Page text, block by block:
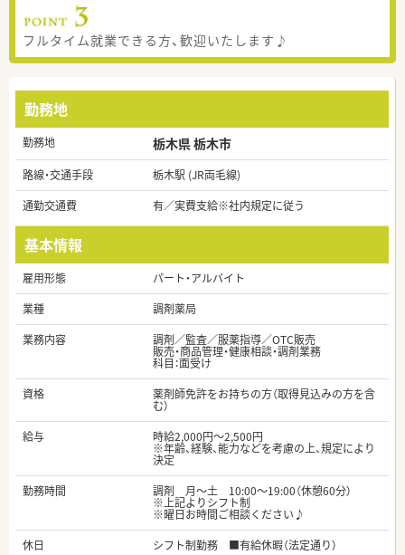
フルタイム就業できる方、歓迎いたします♪
勤務地
勤務地 栃木県 栃木市
路線・交通手段
栃木駅 (JR両毛線)
通勤交通費
有／実費支給※社内規定に従う
基本情報
雇用形態
パート・アルバイト
業種
調剤薬局
業務内容
調剤／監査／服薬指導／OTC販売
販売・商品管理・健康相談・調剤業務
科目：面受け
資格
薬剤師免許をお持ちの方（取得見込みの方を含
む）
給与
時給2,000円～2,500円
※年齢、経験、能力などを考慮の上、規定により
決定
勤務時間
調剤 月～土 10:00～19:00（休憩60分）
※上記よりシフト制
※曜日お時間ご相談ください♪
休日
シフト制勤務 ■有給休暇（法定通り）